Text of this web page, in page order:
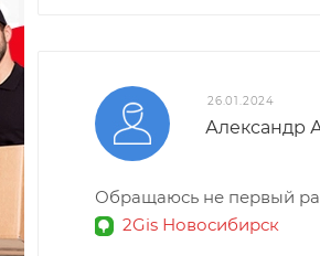
26.01.2024
​Александр
Обращаюсь не первый
2Gis Новосибирск